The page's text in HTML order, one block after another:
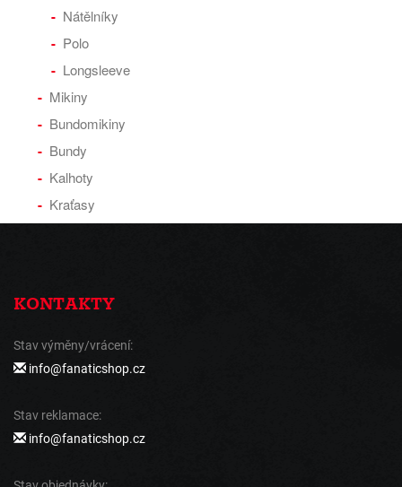
Nátělníky
Polo
Longsleeve
Mikiny
Bundomikiny
Bundy
Kalhoty
Kraťasy
KONTAKTY
Stav výměny/vrácení:
info@fanaticshop.cz
Stav reklamace:
info@fanaticshop.cz